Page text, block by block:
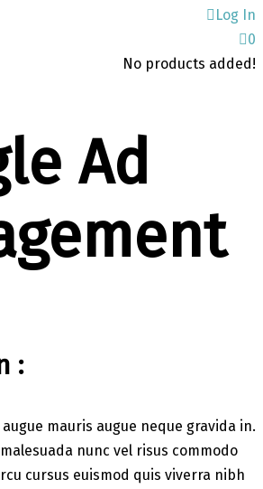
Log In
0
No products added!
Ad
:
mauris augue neque gravida in.
nunc vel risus commodo
cursus euismod quis viverra nibh